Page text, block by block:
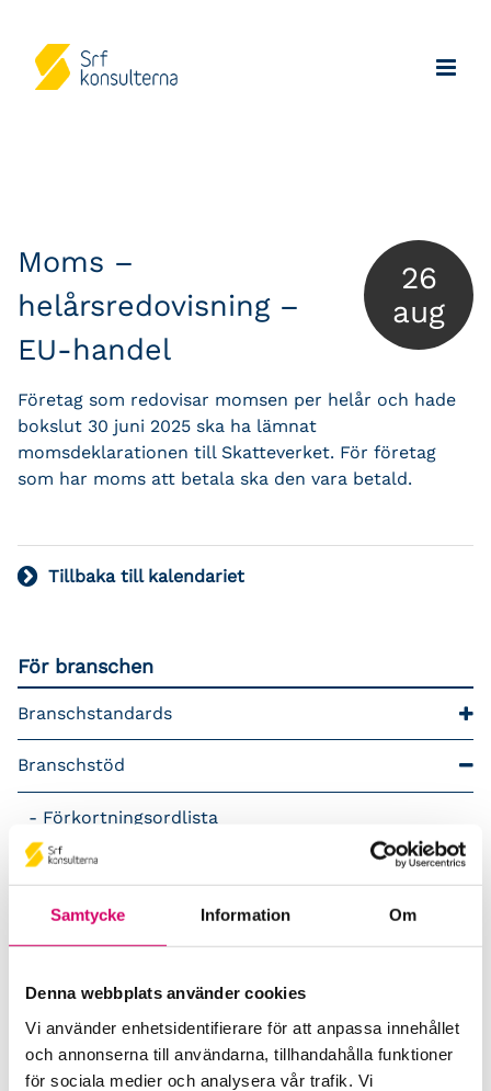
Samtycke Information Om
Denna webbplats använder cookies
Vi använder enhetsidentifierare för att anpassa innehållet
och annonserna till användarna, tillhandahålla funktioner
för sociala medier och analysera vår trafik. Vi
26
aug
Moms –
helårsredovisning –
EU-handel
Företag som redovisar momsen per helår och hade
bokslut 30 juni 2025 ska ha lämnat
momsdeklarationen till Skatteverket. För företag
som har moms att betala ska den vara betald.
Tillbaka till kalendariet
För branschen
Branschstandards
Branschstöd
Förkortningsordlista
Kommunikationsstöd – Snacka lön
LAP – Svensk Löneartsplan
Rådgivning i redovisningsbranschen
Srf Uttalanden och vägledningar